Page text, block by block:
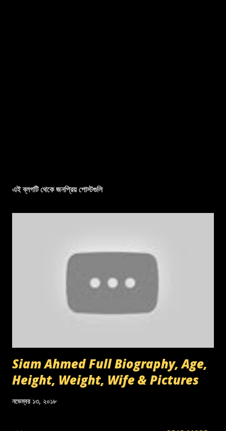
এই ব্লগটি থেকে জনপ্রিয় পোস্টগুলি
Siam Ahmed Full Biography, Age,
Height, Weight, Wife & Pictures
নভেম্বর ১৩, ২০১৮